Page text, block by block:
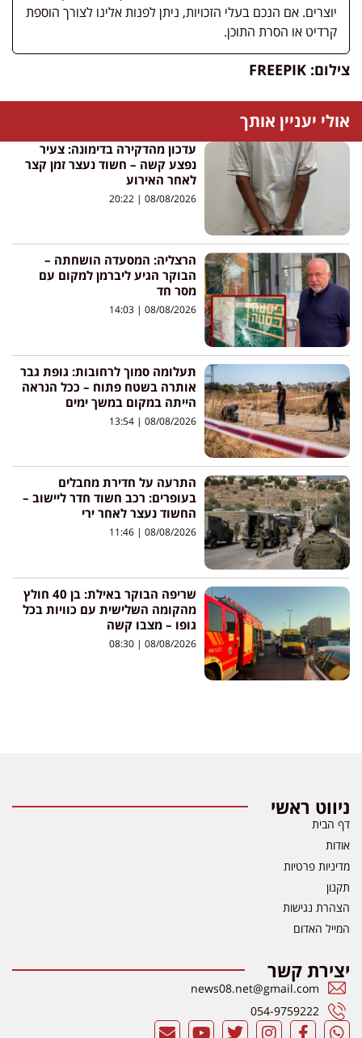
יוצרים. אם הנכם בעלי הזכויות, ניתן לפנות אלינו לצורך הוספת
קרדיט או הסרת התוכן.
צילום: FREEPIK
אולי יעניין אותך
עדכון מהדקירה בדימונה: צעיר
נפצע קשה – חשוד נעצר זמן קצר
לאחר האירוע
08/08/2026
הרצליה: המסעדה הושחתה –
הבוקר הגיע ליברמן למקום עם
מסר חד
08/08/2026
תעלומה סמוך לרחובות: גופת גבר
אותרה בשטח פתוח – ככל הנראה
הייתה במקום במשך ימים
08/08/2026
התרעה על חדירת מחבלים
בעופרים: רכב חשוד חדר ליישוב –
החשוד נעצר לאחר ירי
08/08/2026
שריפה הבוקר באילת: בן 40 חולץ
מהקומה השלישית עם כוויות בכל
גופו – מצבו קשה
08/08/2026
ניווט ראשי
דף הבית
אודות
מדיניות פרטיות
תקנון
הצהרת נגישות
המייל האדום
יצירת קשר
news08.net@gmail.com
054-9759222